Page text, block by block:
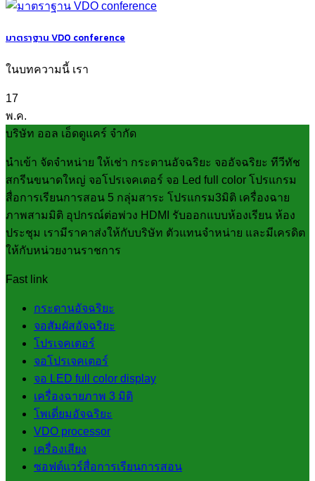
มาตราฐาน VDO conference
ในบทความนี้ เรา
17
พ.ค.
บริษัท ออล เอ็ดดูแคร์ จำกัด
นำเข้า จัดจำหน่าย ให้เช่า กระดานอัจฉริยะ จออัจฉริยะ ทีวีทัช
สกรีนขนาดใหญ่ จอโปรเจคเตอร์ จอ Led full color โปรแกรม
สื่อการเรียนการสอน 5 กลุ่มสาระ โปรแกรม3มิติ เครื่องฉาย
ภาพสามมิติ อุปกรณ์ต่อพ่วง HDMI รับออกแบบห้องเรียน ห้อง
ประชุม เรามีราคาส่งให้กับบริษัท ตัวแทนจำหน่าย และมีเครดิต
ให้กับหน่วยงานราชการ
Fast link
กระดานอัจฉริยะ
จอสัมผัสอัจฉริยะ
โปรเจคเตอร์
จอโปรเจคเตอร์
จอ LED full color display
เครื่องฉายภาพ 3 มิติ
โพเดี่ยมอัจฉริยะ
VDO processor
เครื่องเสียง
ซอฟต์แวร์สื่อการเรียนการสอน